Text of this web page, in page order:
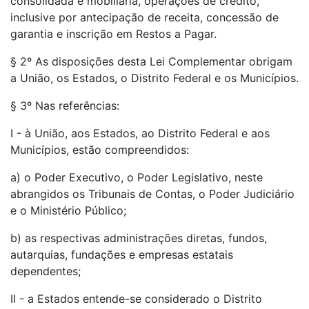
inclusive por antecipação de receita, concessão de
garantia e inscrição em Restos a Pagar.
§ 2º As disposições desta Lei Complementar obrigam
a União, os Estados, o Distrito Federal e os Municípios.
§ 3º Nas referências:
I - à União, aos Estados, ao Distrito Federal e aos
Municípios, estão compreendidos:
a) o Poder Executivo, o Poder Legislativo, neste
abrangidos os Tribunais de Contas, o Poder Judiciário
e o Ministério Público;
b) as respectivas administrações diretas, fundos,
autarquias, fundações e empresas estatais
dependentes;
II - a Estados entende-se considerado o Distrito